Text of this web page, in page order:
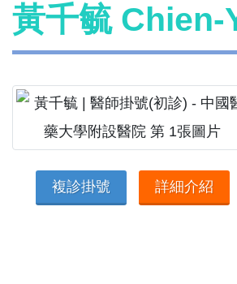
黃千毓 Chien-
複診掛號 詳細介紹